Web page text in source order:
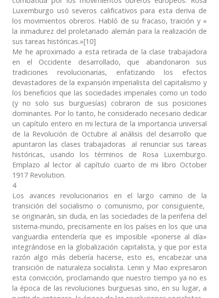
Luxemburgo usó severos calificativos para esta deriva de
los movimientos obreros. Habló de su fracaso, traición y «
la inmadurez del proletariado alemán para la realización de
sus tareas históricas.»[10]
Me he aproximado a esta retirada de la clase trabajadora
en el Occidente desarrollado, que abandonaron sus
tradiciones revolucionarias, enfatizando los efectos
devastadores de la expansión imperialista del capitalismo y
los beneficios que las sociedades imperiales como un todo
(y no solo sus burguesías) cobraron de sus posiciones
dominantes. Por lo tanto, he considerado necesario dedicar
un capítulo entero en mi lectura de la importancia universal
de la Revolución de Octubre al análisis del desarrollo que
apuntaron las clases trabajadoras al renunciar sus tareas
históricas, usando los términos de Rosa Luxemburgo.
Emplazo al lector al capítulo cuarto de mi libro October
1917 Revolution.
4
Los avances revolucionarios en el largo camino de la
transición del socialismo o comunismo, por consiguiente,
se originarán, sin duda, en las sociedades de la periferia del
sistema-mundo, precisamente en los países en los que una
vanguardia entendería que es imposible «ponerse al día»
integrándose en la globalización capitalista, y que por esta
razón algo más debería hacerse, esto es, encabezar una
transición de naturaleza socialista. Lenin y Mao expresaron
esta convicción, proclamando que nuestro tiempo ya no es
la época de las revoluciones burguesas sino, en su lugar, a